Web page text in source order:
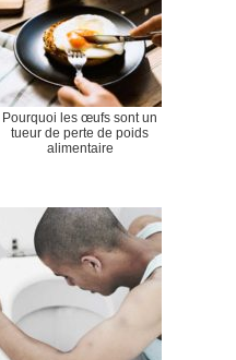
Pourquoi les œufs sont un
tueur de perte de poids
alimentaire